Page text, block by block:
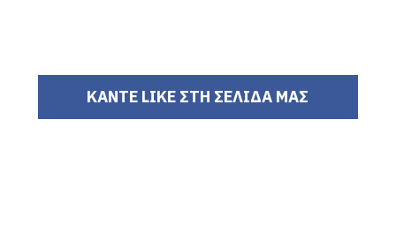
ΚΑΝΤΕ LIKE ΣΤΗ ΣΕΛΙΔΑ ΜΑΣ